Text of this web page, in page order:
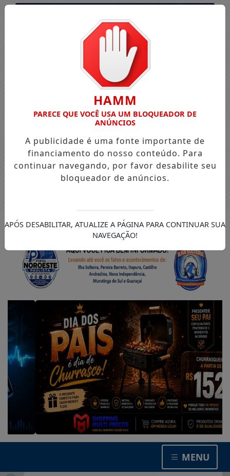
Entrar
MENU
HAMM
PARECE QUE VOCÊ USA UM BLOQUEADOR DE
ANÚNCIOS
A publicidade é uma fonte importante de
financiamento do nosso conteúdo. Para
continuar navegando, por favor desabilite seu
bloqueador de anúncios.
APÓS DESABILITAR, ATUALIZE A PÁGINA PARA CONTINUAR SUA
NAVEGAÇÃO!